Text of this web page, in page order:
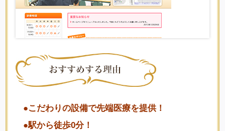
●こだわりの設備で先端医療を提供！
●駅から徒歩0分！